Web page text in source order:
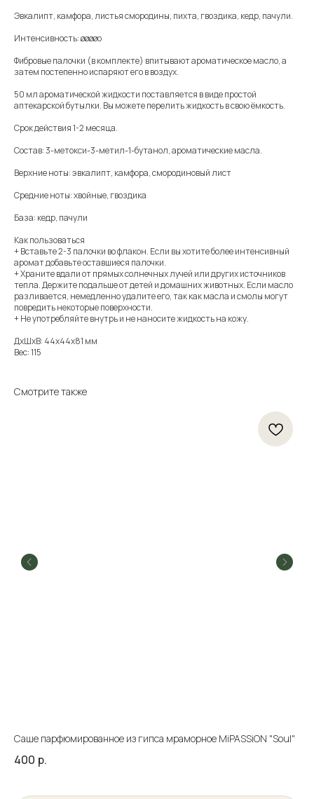
Эвкалипт, камфора, листья смородины, пихта, гвоздика, кедр, пачули.
Интенсивность: øøøøo
Фибровые палочки (в комплекте) впитывают ароматическое масло, а
затем постепенно испаряют его в воздух.
50 мл ароматической жидкости поставляется в виде простой
аптекарской бутылки. Вы можете перелить жидкость в свою ёмкость.
Срок действия 1-2 месяца.
Состав: 3-метокси-3-метил-1-бутанол, ароматические масла.
Верхние ноты: эвкалипт, камфора, смородиновый лист
Средние ноты: хвойные, гвоздика
База: кедр, пачули
Как пользоваться
+ Вставьте 2-3 палочки во флакон. Если вы хотите более интенсивный
аромат добавьте оставшиеся палочки.
+ Храните вдали от прямых солнечных лучей или других источников
тепла. Держите подальше от детей и домашних животных. Если масло
разливается, немедленно удалите его, так как масла и смолы могут
повредить некоторые поверхности.
+ Не употребляйте внутрь и не наносите жидкость на кожу.
ДxШxВ: 44x44x81 мм
Вес: 115
Смотрите также
Саше парфюмированное из гипса мраморное MiPASSiON "Soul"
400 р.